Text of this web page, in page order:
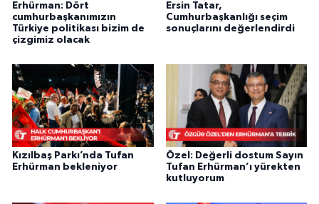
Erhürman: Dört
cumhurbaşkanımızın
Türkiye politikası bizim de
çizgimiz olacak
Ersin Tatar,
Cumhurbaşkanlığı seçim
sonuçlarını değerlendirdi
Kızılbaş Parkı’nda Tufan
Erhürman bekleniyor
Özel: Değerli dostum Sayın
Tufan Erhürman’ı yürekten
kutluyorum